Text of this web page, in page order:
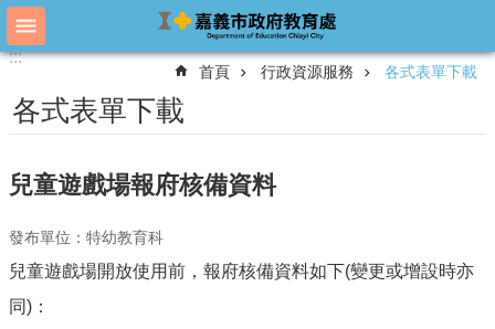
跳到主要內容區塊
進
搜
尋
育
處
概
況
::::::
首頁 行政資源服務 各式表單下載
各式表單下載
兒童遊戲場報府核備資料
發布單位：特幼教育科
兒童遊戲場開放使用前，報府核備資料如下(變更或增設時亦
同)：